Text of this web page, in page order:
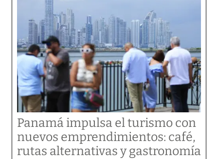
Panamá impulsa el turismo con
nuevos emprendimientos: café,
rutas alternativas y gastronomía